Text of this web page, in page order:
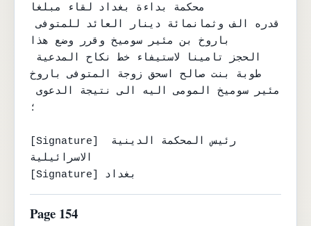
محكمة بداءة بغداد لقاء مبلغا
قدره الف وثمانمائة دينار العائد للمتوفى
باروخ بن مئير سوميخ وقرر وضع هذا
طوبة بنت صالح اسحق زوجة المتوفى باروخ
مئير سوميخ المومى اليه الى نتيجة الدعوى
؛
[Signature] رئيس المحكمة الدينية
الاسرائيلية
[Signature] بغداد
Page 154